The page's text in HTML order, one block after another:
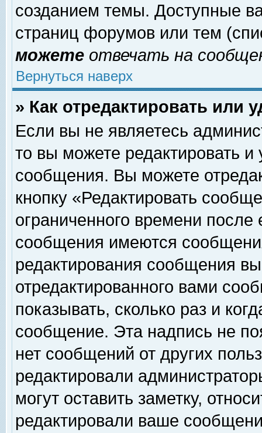
созданием темы. Доступные
страниц форумов или тем
можете отвечать на
Вернуться наверх
» Как отредактировать или
Если вы не являетесь
то вы можете редактировать и
сообщения. Вы можете
кнопку «Редактировать
ограниченного времени
сообщения имеются
редактирования сообщения
отредактированного вами
показывать, сколько раз и
сообщение. Эта надпись не
нет сообщений от других
редактировали
могут оставить заметку,
редактировали ваше